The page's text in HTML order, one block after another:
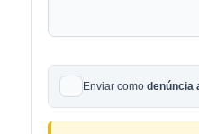
Enviar como denúncia